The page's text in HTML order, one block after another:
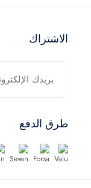
الاشتراك
طرق الدفع